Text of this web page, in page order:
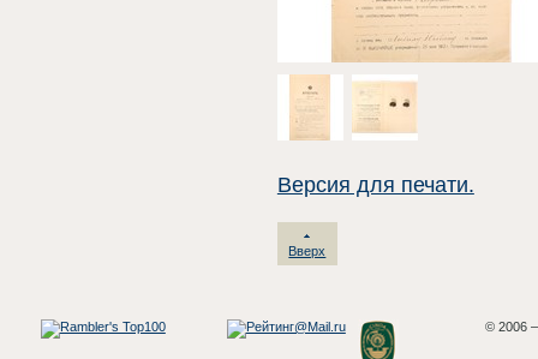
Версия для печати.
Вверх
© 2006